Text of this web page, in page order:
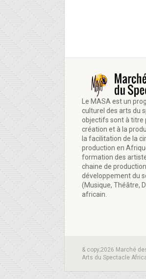
Le MASA est un
culturel des arts du
objectifs sont à titre
création et à la
la facilitation de la
production en
formation des
chaine de
développement du
(Musique, Théâtre,
africain.
& copy;2026 Marché
Arts du Spectacle